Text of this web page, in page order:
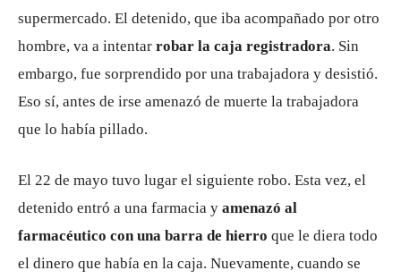
supermercado. El detenido, que iba acompañado por otro
hombre, va a intentar robar la caja registradora. Sin
embargo, fue sorprendido por una trabajadora y desistió.
Eso sí, antes de irse amenazó de muerte la trabajadora
que lo había pillado.
El 22 de mayo tuvo lugar el siguiente robo. Esta vez, el
detenido entró a una farmacia y amenazó al
farmacéutico con una barra de hierro que le diera todo
el dinero que había en la caja. Nuevamente, cuando se